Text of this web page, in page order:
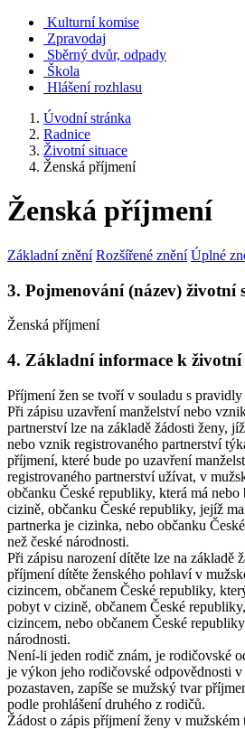
Kulturní komise
Zpravodaj
Sběrný dvůr, odpady
Škola
Hlášení rozhlasu
Úvodní stránka
Radnice
Životní situace
Ženská příjmení
Ženská příjmení
Základní znění Rozšířené znění Úplné
3. Pojmenování (název) životní
Ženská příjmení
4. Základní informace k životní
Příjmení žen se tvoří v souladu s
Při zápisu uzavření manželství nebo
partnerství lze na základě žádosti ženy,
nebo vznik registrovaného partnerství
příjmení, které bude po uzavření
registrovaného partnerství užívat, v
občanku České republiky, která má
cizině, občanku České republiky, jejíž
partnerka je cizinka, nebo občanku
než české národnosti.
Při zápisu narození dítěte lze na základě
příjmení dítěte ženského pohlaví v
cizincem, občanem České republiky,
pobyt v cizině, občanem České
cizincem, nebo občanem České
národnosti.
Není-li jeden rodič znám, je rodičovské
je výkon jeho rodičovské odpovědnosti v
pozastaven, zapíše se mužský tvar
podle prohlášení druhého z rodičů.
Žádost o zápis příjmení ženy v